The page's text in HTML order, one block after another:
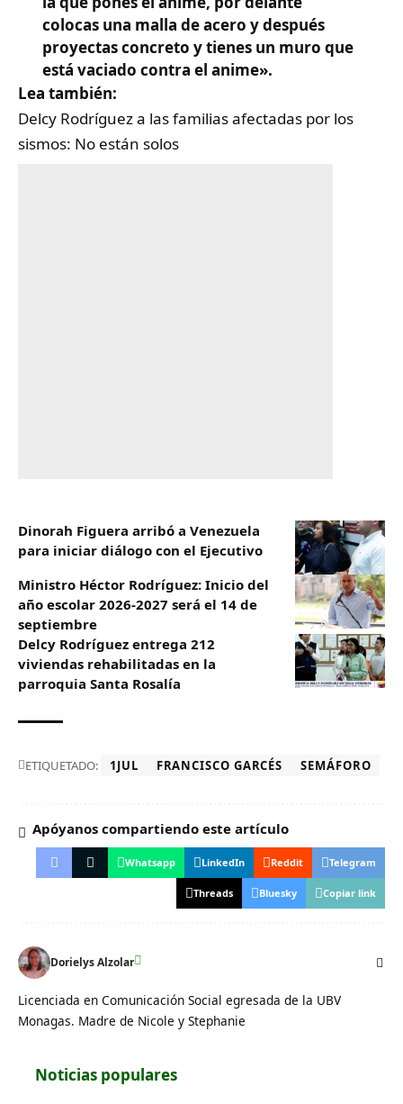
colocas una malla de acero y después
proyectas concreto y tienes un muro que
está vaciado contra el anime».
Lea también:
Delcy Rodríguez a las familias afectadas por los
sismos: No están solos
Dinorah Figuera arribó a Venezuela
para iniciar diálogo con el Ejecutivo
Ministro Héctor Rodríguez: Inicio del
año escolar 2026-2027 será el 14 de
septiembre
Delcy Rodríguez entrega 212
viviendas rehabilitadas en la
parroquia Santa Rosalía
ETIQUETADO: 1JUL FRANCISCO GARCÉS SEMÁFORO
Apóyanos compartiendo este artículo
Whatsapp LinkedIn Reddit Telegram
Threads Bluesky Copiar link
Dorielys Alzolar
Licenciada en Comunicación Social egresada de la UBV
Monagas. Madre de Nicole y Stephanie
Noticias populares